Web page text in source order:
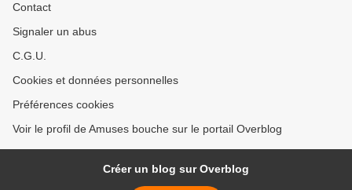
Contact
Signaler un abus
C.G.U.
Cookies et données personnelles
Préférences cookies
Voir le profil de Amuses bouche sur le portail Overblog
Créer un blog sur Overblog